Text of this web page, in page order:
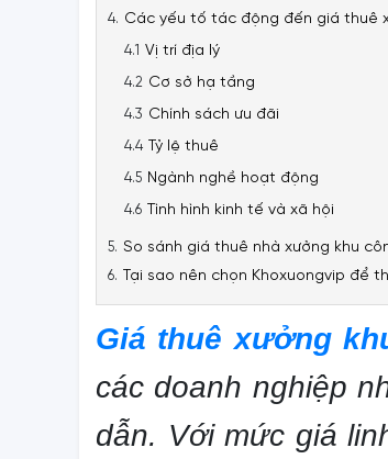
Các yếu tố tác động đến giá thuê
Vị trí địa lý
Cơ sở hạ tầng
Chính sách ưu đãi
Tỷ lệ thuê
Ngành nghề hoạt động
Tình hình kinh tế và xã hội
So sánh giá thuê nhà xưởng khu
Tại sao nên chọn Khoxuongvip để
Giá thuê xưởng
các doanh nghiệp
dẫn. Với mức giá